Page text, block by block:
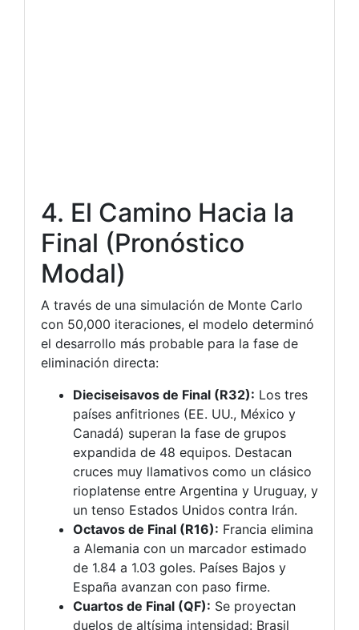
4. El Camino Hacia la
Final (Pronóstico
Modal)
A través de una simulación de Monte Carlo
con 50,000 iteraciones, el modelo determinó
el desarrollo más probable para la fase de
eliminación directa:
Dieciseisavos de Final (R32): Los tres
países anfitriones (EE. UU., México y
Canadá) superan la fase de grupos
expandida de 48 equipos. Destacan
cruces muy llamativos como un clásico
rioplatense entre Argentina y Uruguay, y
un tenso Estados Unidos contra Irán.
Octavos de Final (R16): Francia elimina
a Alemania con un marcador estimado
de 1.84 a 1.03 goles. Países Bajos y
España avanzan con paso firme.
Cuartos de Final (QF): Se proyectan
duelos de altísima intensidad: Brasil